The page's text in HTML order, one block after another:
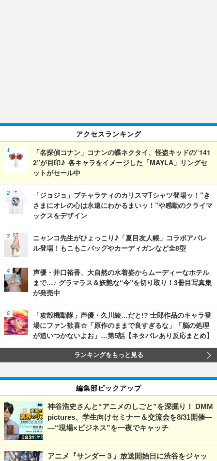
アクセスランキング
「名探偵コナン」コナンの蝶ネクタイ、怪盗キッドの“141
2”が目印♪ 各キャラをイメージした「MAYLA」リングセ
ットがセール中
「ジョジョ」ブチャラティのカリスマTシャツ登場ッ！“き
さまにオレの心は永遠にわかるまいッ！”や感動のクライマ
ックスをデザイン
ニャンコ先生がひょっこり♪「夏目友人帳」コラボアパレ
ル登場！もこもこバッグやカーディガンなど全8型
声優・井口裕香、大自然の水着姿からムーディーなホテル
まで…♪ グラマラス＆妖艶な“今”を切り取り！3冊目写真集
が発売中
「攻殻機動隊」声優・久川綾…だと!? 士郎作品のキャラ登
場にファン歓喜☆「原作のままで良すぎるな」「脳の処理
が追いつかないよお」…第5話【ネタバレあり反応まとめ】
ランキングをもっと見る
編集部ピックアップ
神谷浩史さんと“アニメのしごと”を深掘り！ DMM
pictures、学生向けセミナー＆交流会を8/31開催―
―“現場×ビジネス”を一夜でキャッチ
アニメ『サンダー３』放送開始日に渋谷をジャッ